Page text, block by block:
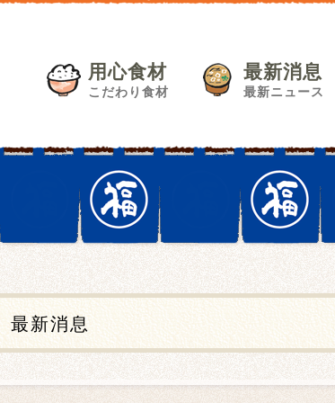
用心食材
こだわり食材
最新消息
最新ニュース
最新消息